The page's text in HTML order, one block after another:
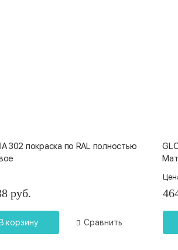
302 покраска по RAL полностью
руб.
В корзину Сравнить